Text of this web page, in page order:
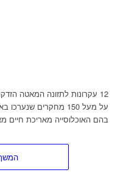
12 עקרונות לתזונה המאטה
על מעל 150 מחקרים
בהם האוכלוסייה מאריכת חיים